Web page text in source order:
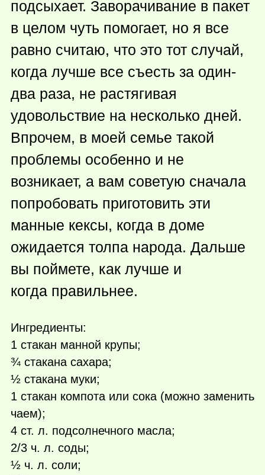
подсыхает. Заворачивание в пакет
в целом чуть помогает, но я все
равно считаю, что это тот случай,
когда лучше все съесть за один-
два раза, не растягивая
удовольствие на несколько дней.
Впрочем, в моей семье такой
проблемы особенно и не
возникает, а вам советую сначала
попробовать приготовить эти
манные кексы, когда в доме
ожидается толпа народа. Дальше
вы поймете, как лучше и
когда правильнее.
Ингредиенты:
1 стакан манной крупы;
¾ стакана сахара;
½ стакана муки;
1 стакан компота или сока (можно заменить
чаем);
4 ст. л. подсолнечного масла;
2/3 ч. л. соды;
½ ч. л. соли;